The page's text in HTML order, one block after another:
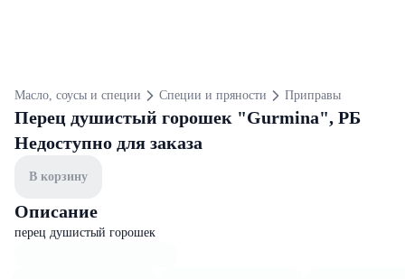
Масло, соусы и специи Специи и пряности Приправы
Перец душистый горошек "Gurmina", РБ
Недоступно для заказа
В корзину
Описание
перец душистый горошек